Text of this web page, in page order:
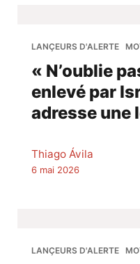
LANÇEURS D'ALERTE
« N’oublie
enlevé par
adresse une
Thiago Ávila
6 mai 2026
LANÇEURS D'ALERTE